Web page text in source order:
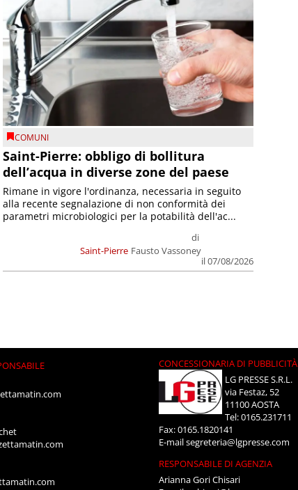
COMUNI
Saint-Pierre: obbligo di bollitura
dell’acqua in diverse zone del paese
Saint-Pierre
di
Fausto Vassoney
il 07/08/2026
Rimane in vigore l'ordinanza, necessaria in seguito
alla recente segnalazione di non conformità dei
parametri microbiologici per la potabilità dell'ac...
CONCESSIONARIA DI PUBBLICITÀ
LG PRESSE S.R.L.
via Festaz, 52
11100 AOSTA
Tel: 0165.231711
Fax: 0165.1820141
E-mailsegreteria@lgpresse.com
RESPONSABILE DI AGENZIA
Arianna Gori Chisari